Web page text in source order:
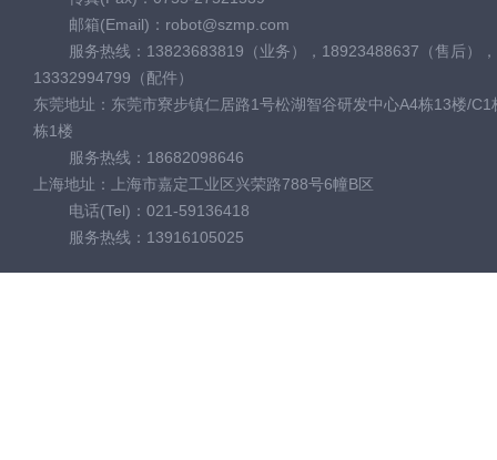
邮箱(Email)：robot@szmp.com
服务热线：13823683819（业务），18923488637（售后），
13332994799（配件）
东莞地址：东莞市寮步镇仁居路1号松湖智谷研发中心A4栋13楼/C1
栋1楼
服务热线：18682098646
上海地址：上海市嘉定工业区兴荣路788号6幢B区
电话(Tel)：021-59136418
服务热线：13916105025